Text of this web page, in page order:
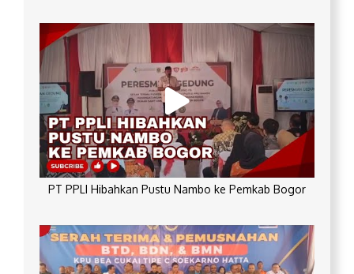
PT PPLI Hibahkan Pustu Nambo ke Pemkab Bogor